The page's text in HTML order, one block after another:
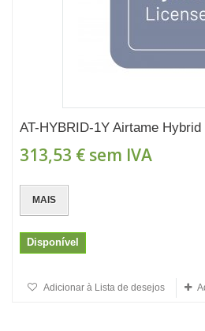
AT-HYBRID-1Y Airtame
313,53 € sem IVA
MAIS
Disponível
Adicionar à Lista de desejos